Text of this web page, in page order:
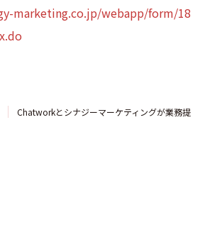
marketing.co.jp/webapp/form/18
Chatworkとシナジーマーケティングが業務提